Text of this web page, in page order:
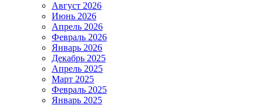
Август 2026
Июнь 2026
Апрель 2026
Февраль 2026
Январь 2026
Декабрь 2025
Апрель 2025
Март 2025
Февраль 2025
Январь 2025